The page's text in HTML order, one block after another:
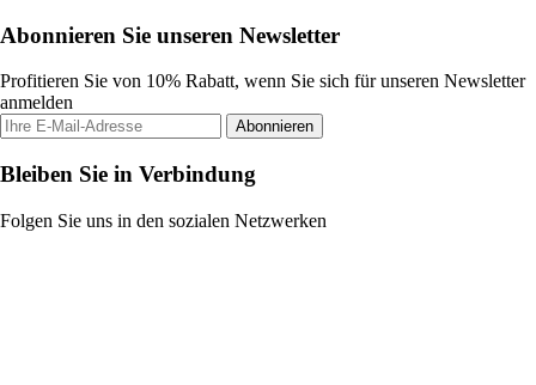
Abonnieren Sie unseren Newsletter
Profitieren Sie von 10% Rabatt, wenn Sie sich für unseren Newsletter
anmelden
Abonnieren
Bleiben Sie in Verbindung
Folgen Sie uns in den sozialen Netzwerken